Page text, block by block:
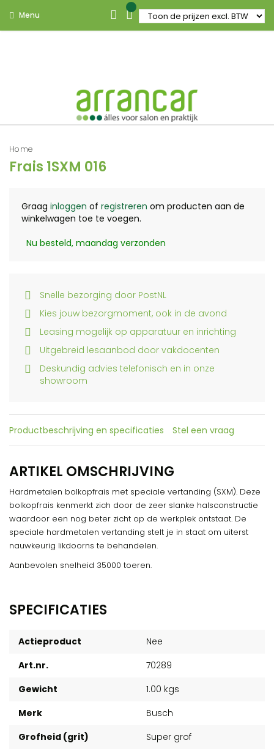
Menu
Home
Frais 1SXM 016
Graag inloggen of registreren om producten aan de
winkelwagen toe te voegen.
Nu besteld, maandag verzonden
Snelle bezorging door PostNL
Kies jouw bezorgmoment, ook in de avond
Leasing mogelijk op apparatuur en inrichting
Uitgebreid lesaanbod door vakdocenten
Deskundig advies telefonisch en in onze
showroom
Productbeschrijving en specificaties Stel een vraag
ARTIKEL OMSCHRIJVING
Hardmetalen bolkopfrais met speciale vertanding (SXM). Deze
bolkopfrais kenmerkt zich door de zeer slanke halsconstructie
waardoor een nog beter zicht op de werkplek ontstaat. De
speciale hardmetalen vertanding stelt je in staat om uiterst
nauwkeurig likdoorns te behandelen.
Aanbevolen snelheid 35000 toeren.
SPECIFICATIES
Actieproduct
Nee
Art.nr.
70289
Gewicht
1.00 kgs
Merk
Busch
Grofheid (grit)
Super grof